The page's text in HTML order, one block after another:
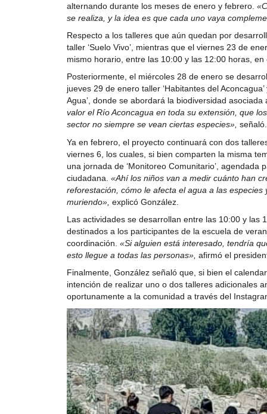
alternando durante los meses de enero y febrero.
se realiza, y la idea es que cada uno vaya
Respecto a los talleres que aún quedan por
taller ‘Suelo Vivo’, mientras que el viernes 23 de
mismo horario, entre las 10:00 y las 12:00 horas,
Posteriormente, el miércoles 28 de enero se
jueves 29 de enero taller ‘Habitantes del
Agua’, donde se abordará la biodiversidad
valor el Río Aconcagua en toda su extensión, que
sector no siempre se vean ciertas especies», señaló.
Ya en febrero, el proyecto continuará con dos
viernes 6, los cuales, si bien comparten la misma
una jornada de ‘Monitoreo Comunitario’,
ciudadana. «Ahí los niños van a medir cuánto han
reforestación, cómo le afecta el agua a las
muriendo», explicó González.
Las actividades se desarrollan entre las 10:00 y las
destinados a los participantes de la escuela de
coordinación. «Si alguien está interesado, tendría
esto llegue a todas las personas», afirmó el
Finalmente, González señaló que, si bien el
intención de realizar uno o dos talleres adicionales
oportunamente a la comunidad a través del